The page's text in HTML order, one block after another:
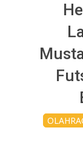
2026-
02-